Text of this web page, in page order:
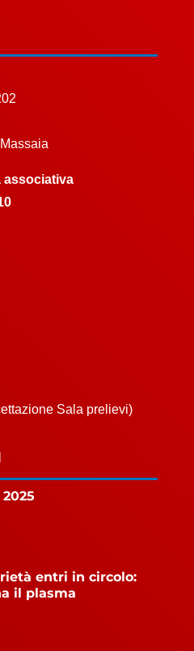
associativa
Sala prelievi)
entri in circolo:
il plasma